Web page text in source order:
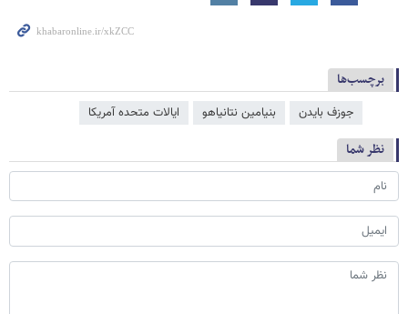
برچسب‌ها
جوزف بایدن بنیامین نتانیاهو ایالات متحده آمریکا
نظر شما